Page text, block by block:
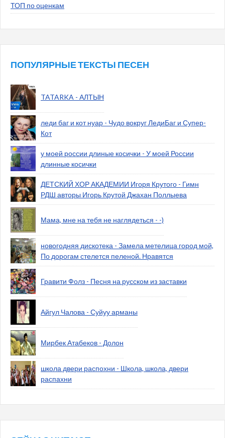
ТОП по оценкам
ПОПУЛЯРНЫЕ ТЕКСТЫ ПЕСЕН
TATARKA - АЛТЫН
леди баг и кот нуар - Чудо вокруг ЛедиБаг и Супер-
Кот
у моей россии длиные косички - У моей России
длинные косички
ДЕТСКИЙ ХОР АКАДЕМИИ Игоря Крутого - Гимн
РДШ авторы Игорь Крутой Джахан Поллыева
Мама, мне на тебя не наглядеться - -)
новогодняя дискотека - Замела метелица город мой,
По дорогам стелется пеленой. Нравятся
Гравити Фолз - Песня на русском из заставки
Айгул Чалова - Суйуу арманы
Мирбек Атабеков - Долон
школа двери распохни - Школа, школа, двери
распахни